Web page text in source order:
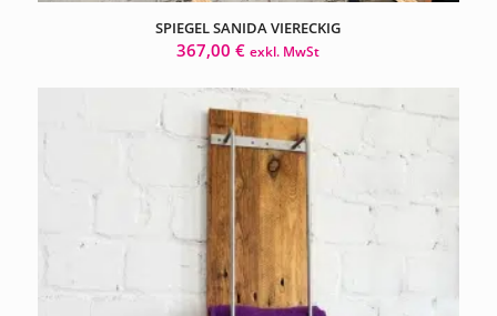
SPIEGEL SANIDA VIERECKIG
367,00€ exkl. MwSt